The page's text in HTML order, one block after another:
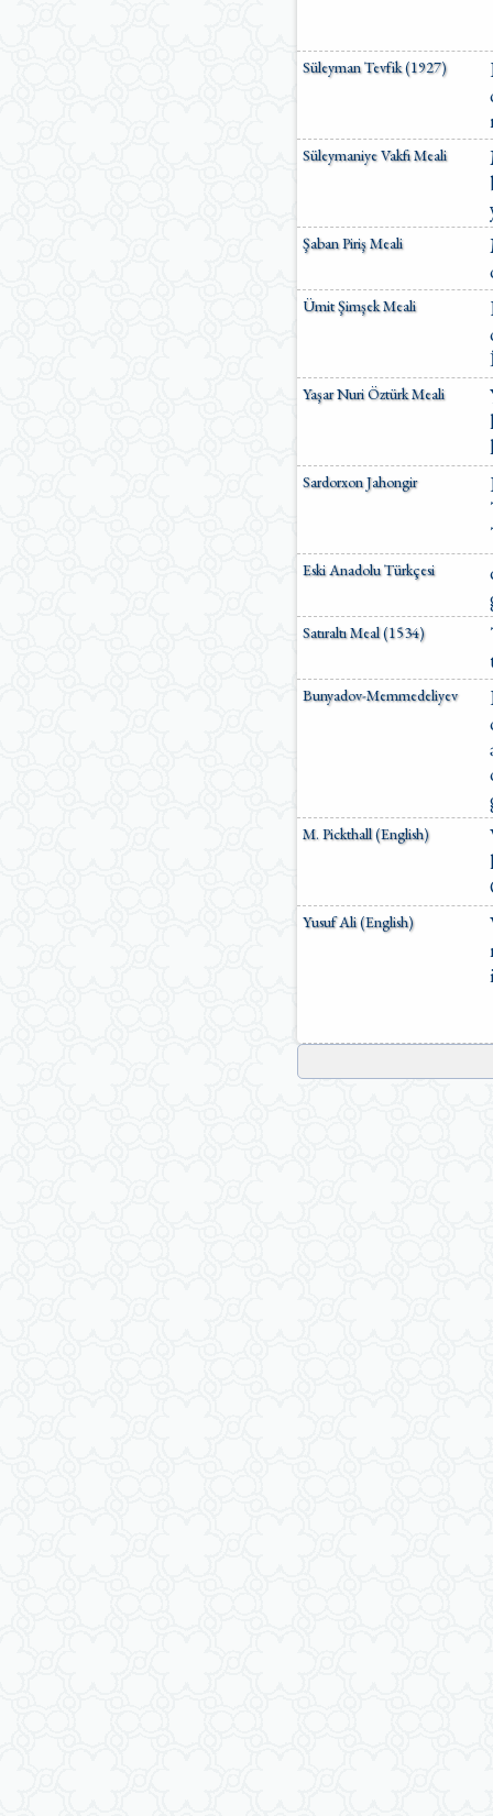
Süleyman Tevfik (1927)
Süleymaniye Vakfı Meali
Şaban Piriş Meali
Ümit Şimşek Meali
Yaşar Nuri Öztürk Meali
Sardorxon Jahongir
Eski Anadolu Türkçesi
Satıraltı Meal (1534)
Bunyadov-Memmedeliyev
M. Pickthall (English)
Yusuf Ali (English)